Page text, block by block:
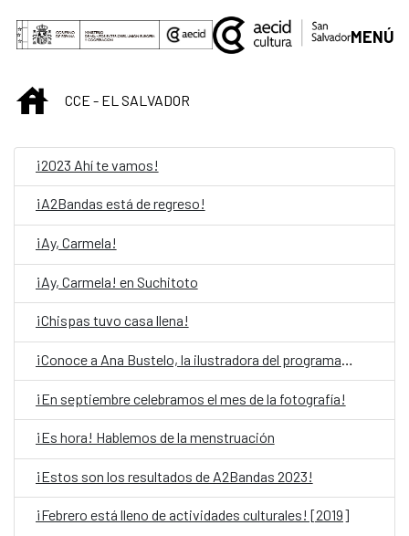
Skip to Main Content
MENÚ
INICIOCCE - EL SALVADOR
¡2023 Ahí te vamos!
¡A2Bandas está de regreso!
¡Ay, Carmela!
¡Ay, Carmela! en Suchitoto
¡Chispas tuvo casa llena!
¡Conoce a Ana Bustelo, la ilustradora del programa 2021!
¡En septiembre celebramos el mes de la fotografía!
¡Es hora! Hablemos de la menstruación
¡Estos son los resultados de A2Bandas 2023!
¡Febrero está lleno de actividades culturales! [2019]